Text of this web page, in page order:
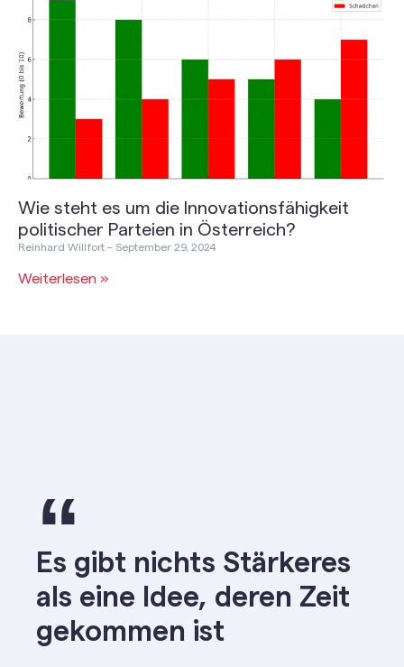
Wie steht es um die Innovationsfähigkeit
politischer Parteien in Österreich?
Reinhard Willfort September 29, 2024
Weiterlesen »
“
Es gibt nichts Stärkeres
als eine Idee, deren Zeit
gekommen ist